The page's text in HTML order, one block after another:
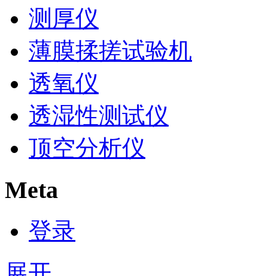
测厚仪
薄膜揉搓试验机
透氧仪
透湿性测试仪
顶空分析仪
Meta
登录